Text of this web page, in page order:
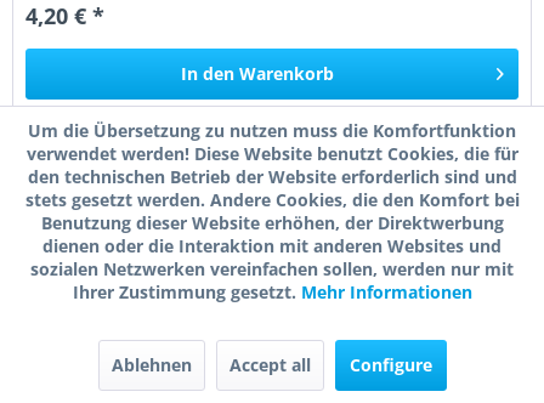
4,20 € *
In den Warenkorb
Merken
Um die Übersetzung zu nutzen muss die Komfortfunktion
verwendet werden! Diese Website benutzt Cookies, die für
den technischen Betrieb der Website erforderlich sind und
stets gesetzt werden. Andere Cookies, die den Komfort bei
Benutzung dieser Website erhöhen, der Direktwerbung
dienen oder die Interaktion mit anderen Websites und
sozialen Netzwerken vereinfachen sollen, werden nur mit
Ihrer Zustimmung gesetzt. Mehr Informationen
Ablehnen Accept all Configure